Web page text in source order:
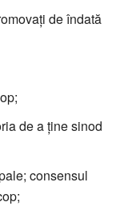
de îndată
de a ține sinod
consensul